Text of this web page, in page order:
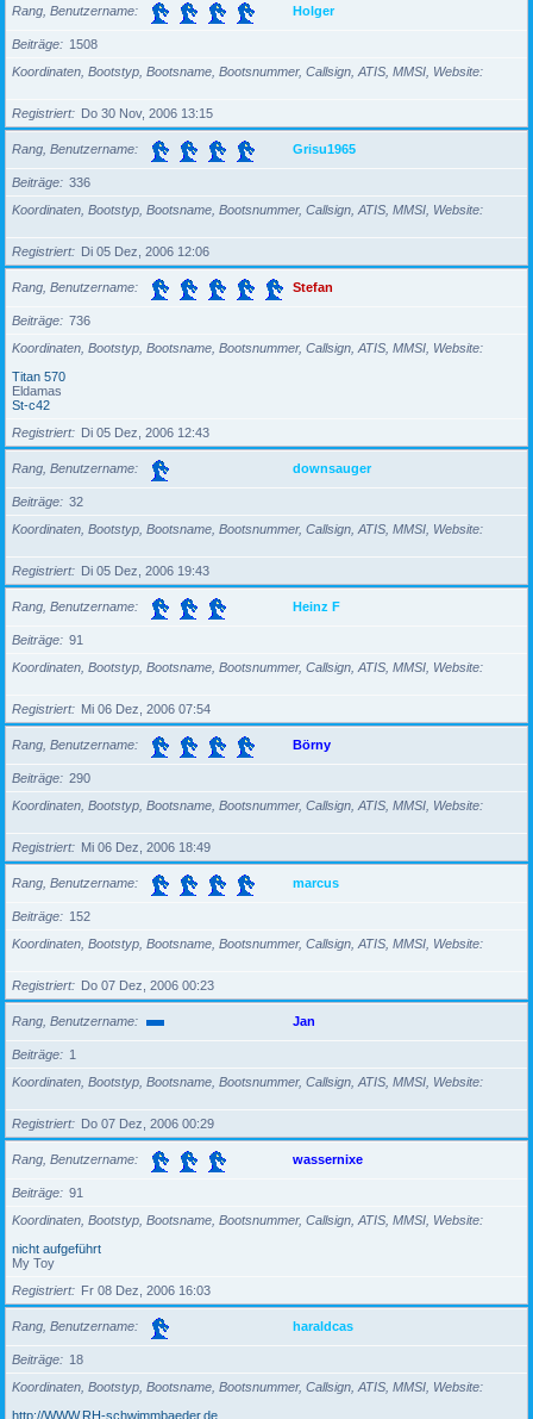
Rang, Benutzername Holger
Beiträge
1508
Koordinaten, Bootstyp, Bootsname, Bootsnummer, Callsign, ATIS, MMSI, Website
Registriert Do 30 Nov, 2006 13:15
Rang, Benutzername Grisu1965
Beiträge
336
Koordinaten, Bootstyp, Bootsname, Bootsnummer, Callsign, ATIS, MMSI, Website
Registriert Di 05 Dez, 2006 12:06
Rang, Benutzername Stefan
Beiträge
736
Koordinaten, Bootstyp, Bootsname, Bootsnummer, Callsign, ATIS, MMSI, Website
Titan 570
Eldamas
St-c42
Registriert
Di 05 Dez, 2006 12:43
Rang, Benutzername downsauger
Beiträge
32
Koordinaten, Bootstyp, Bootsname, Bootsnummer, Callsign, ATIS, MMSI, Website
Registriert Di 05 Dez, 2006 19:43
Rang, Benutzername Heinz F
Beiträge
91
Koordinaten, Bootstyp, Bootsname, Bootsnummer, Callsign, ATIS, MMSI, Website
Registriert Mi 06 Dez, 2006 07:54
Rang, Benutzername Börny
Beiträge
290
Koordinaten, Bootstyp, Bootsname, Bootsnummer, Callsign, ATIS, MMSI, Website
Registriert Mi 06 Dez, 2006 18:49
Rang, Benutzername marcus
Beiträge
152
Koordinaten, Bootstyp, Bootsname, Bootsnummer, Callsign, ATIS, MMSI, Website
Registriert Do 07 Dez, 2006 00:23
Rang, Benutzername Jan
Beiträge
1
Koordinaten, Bootstyp, Bootsname, Bootsnummer, Callsign, ATIS, MMSI, Website
Registriert Do 07 Dez, 2006 00:29
Rang, Benutzername wassernixe
Beiträge
91
Koordinaten, Bootstyp, Bootsname, Bootsnummer, Callsign, ATIS, MMSI, Website
nicht aufgeführt
My Toy
Registriert
Fr 08 Dez, 2006 16:03
Rang, Benutzername haraldcas
Beiträge
18
Koordinaten, Bootstyp, Bootsname, Bootsnummer, Callsign, ATIS, MMSI, Website
http://WWW.RH-schwimmbaeder.de